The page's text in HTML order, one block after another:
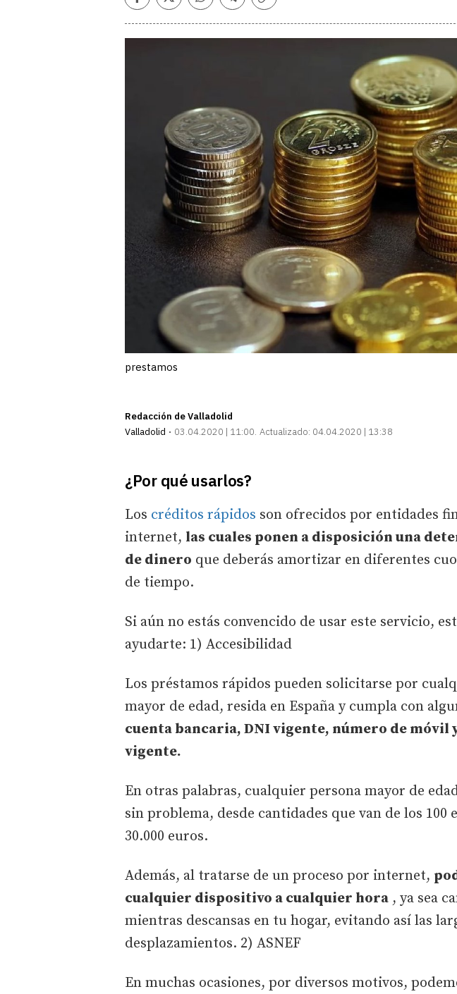
prestamos
Redacción de Valladolid
Valladolid
03.04.2020 | 11:00 Actualizado: 04.04.2020 | 13:38
¿Por qué usarlos?
Los créditos rápidos son ofrecidos por entidades
internet, las cuales ponen a disposición una
de dinero que deberás amortizar en diferentes
de tiempo.
Si aún no estás convencido de usar este servicio,
ayudarte: 1) Accesibilidad
Los préstamos rápidos pueden solicitarse por
mayor de edad, resida en España y cumpla con
cuenta bancaria, DNI vigente, número de
vigente.
En otras palabras, cualquier persona mayor de
sin problema, desde cantidades que van de los 100
30.000 euros.
Además, al tratarse de un proceso por internet,
cualquier dispositivo a cualquier hora , ya sea
mientras descansas en tu hogar, evitando así las
desplazamientos. 2) ASNEF
En muchas ocasiones, por diversos motivos,